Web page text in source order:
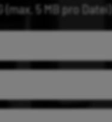
(max. 5 MB pro Datei)